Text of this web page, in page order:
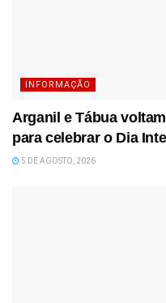
INFORMAÇÃO
Arganil e Tábua
para celebrar o Dia
5 DE AGOSTO, 2026